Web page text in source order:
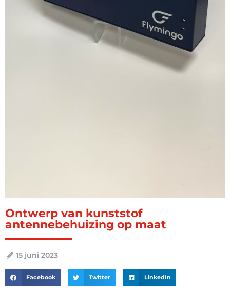
Ontwerp van kunststof
antennebehuizing op maat
15 juni 2023
Facebook Twitter LinkedIn